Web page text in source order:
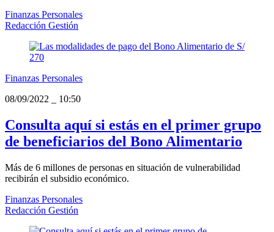
Finanzas Personales
Redacción Gestión
Finanzas Personales
08/09/2022
10:50
Consulta aquí si estás en el primer grupo
de beneficiarios del Bono Alimentario
Más de 6 millones de personas en situación de vulnerabilidad
recibirán el subsidio económico.
Finanzas Personales
Redacción Gestión